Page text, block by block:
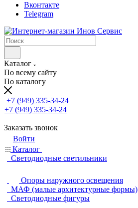
Вконтакте
Telegram
Каталог
По всему сайту
По каталогу
+7 (949) 335-34-24
+7 (949) 335-34-24
Заказать звонок
Войти
Каталог
Светодиодные светильники
Опоры наружного освещения
МАФ (малые архитектурные формы)
Светодиодные фигуры